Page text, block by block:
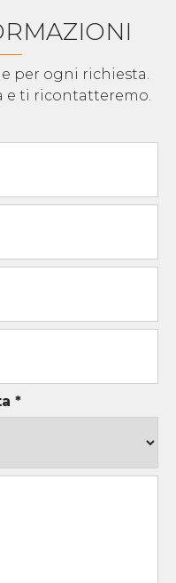
per ogni richiesta.
e ti ricontatteremo.
*